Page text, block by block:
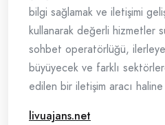
bilgi sağlamak ve iletişimi
kullanarak değerli hizmetler
sohbet operatörlüğü,
büyüyecek ve farklı
edilen bir iletişim aracı
livuajans.net